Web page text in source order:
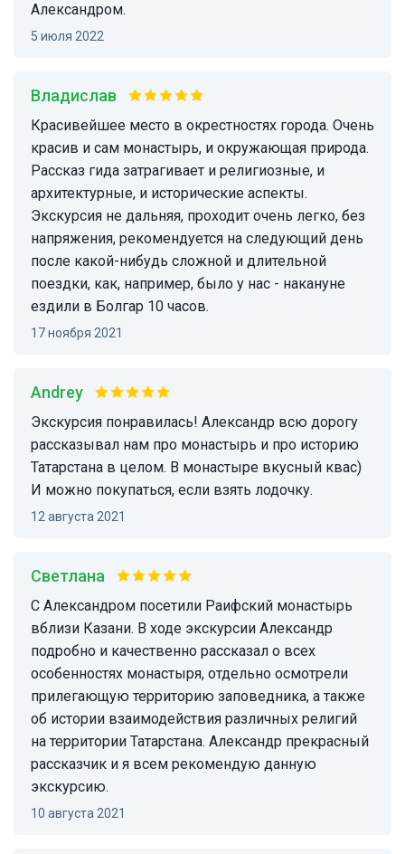
Александром.
5 июля 2022
Владислав
Красивейшее место в окрестностях города. Очень
красив и сам монастырь, и окружающая природа.
Рассказ гида затрагивает и религиозные, и
архитектурные, и исторические аспекты.
Экскурсия не дальняя, проходит очень легко, без
напряжения, рекомендуется на следующий день
после какой-нибудь сложной и длительной
поездки, как, например, было у нас - накануне
ездили в Болгар 10 часов.
17 ноября 2021
Andrey
Экскурсия понравилась! Александр всю дорогу
рассказывал нам про монастырь и про историю
Татарстана в целом. В монастыре вкусный квас)
И можно покупаться, если взять лодочку.
12 августа 2021
Светлана
С Александром посетили Раифский монастырь
вблизи Казани. В ходе экскурсии Александр
подробно и качественно рассказал о всех
особенностях монастыря, отдельно осмотрели
прилегающую территорию заповедника, а также
об истории взаимодействия различных религий
на территории Татарстана. Александр прекрасный
рассказчик и я всем рекомендую данную
экскурсию.
10 августа 2021